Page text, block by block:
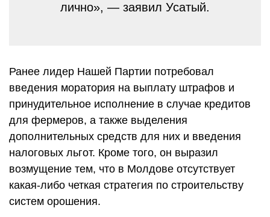
лично», — заявил Усатый.
Ранее лидер Нашей Партии потребовал
введения моратория на выплату штрафов и
принудительное исполнение в случае кредитов
для фермеров, а также выделения
дополнительных средств для них и введения
налоговых льгот. Кроме того, он выразил
возмущение тем, что в Молдове отсутствует
какая-либо четкая стратегия по строительству
систем орошения.